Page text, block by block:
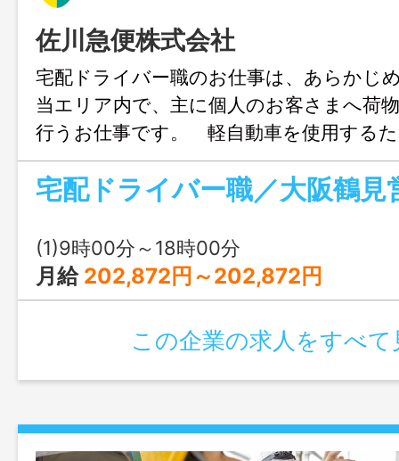
佐川急便株式会社
宅配ドライバー職のお仕事は、あらかじ
当エリア内で、主に個人のお客さまへ荷
行うお仕事です。 軽自動車を使用する
未経験でも普通免許があればスタートで
の変更範囲：会社の定める業務 ＊大阪鶴
宅配ドライバー職／大阪鶴見
(1)9時00分～18時00分
月給 202,872円～202,872円
この企業の求人をすべて